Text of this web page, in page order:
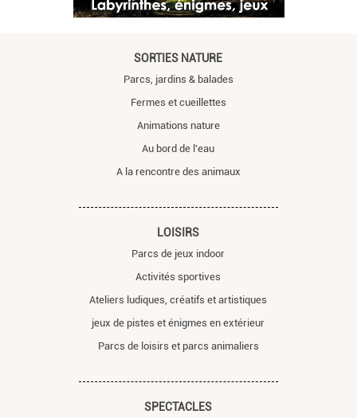
SORTIES NATURE
Parcs, jardins & balades
Fermes et cueillettes
Animations nature
Au bord de l'eau
A la rencontre des animaux
LOISIRS
Parcs de jeux indoor
Activités sportives
Ateliers ludiques, créatifs et artistiques
jeux de pistes et énigmes en extérieur
Parcs de loisirs et parcs animaliers
SPECTACLES